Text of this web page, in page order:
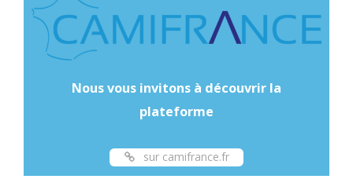
Nous vous invitons à découvrir la
plateforme
sur camifrance.fr